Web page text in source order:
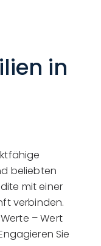
in
beliebten
mit einer
verbinden.
– Wert
Sie